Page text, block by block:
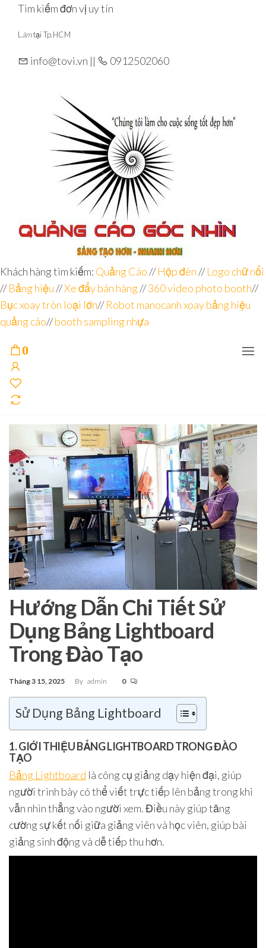
Skip
content
Tìm kiếm đơn vị uy tín
L àmtại Tp.HCM
info@tovi.vn || 0912502060
Đơn vị
chuyên
sâu – 8
năm
kinh
nghiệm
Góc
Nhìn
Agency –
nhà sản
xuất
POSM,
Quầy
Sampling,
Booth
trưng
bày, tủ
trưng
bày… tại
Tp.Hồ
Khách hàng tìm kiếm: Quảng Cáo//Hộp đèn//Logo chữ nổi
//Bảng hiệu//Xe đẩy bán hàng//360 video photo booth//
Bục xoay tròn loại lớn//Robot manocanh xoay bảng hiệu
quảng cáo//booth sampling nhựa
0
Hướng Dẫn Chi Tiết Sử
Dụng Bảng Lightboard
Trong Đào Tạo
Tháng 3 15, 2025 By admin 0
Sử Dụng Bảng Lightboard
1. GIỚI THIỆU BẢNG LIGHTBOARD TRONG ĐÀO
TẠO
Bảng Lightboard là công cụ giảng dạy hiện đại, giúp
người trình bày có thể viết trực tiếp lên bảng trong khi
vẫn nhìn thẳng vào người xem. Điều này giúp tăng
cường sự kết nối giữa giảng viên và học viên, giúp bài
giảng sinh động và dễ tiếp thu hơn.